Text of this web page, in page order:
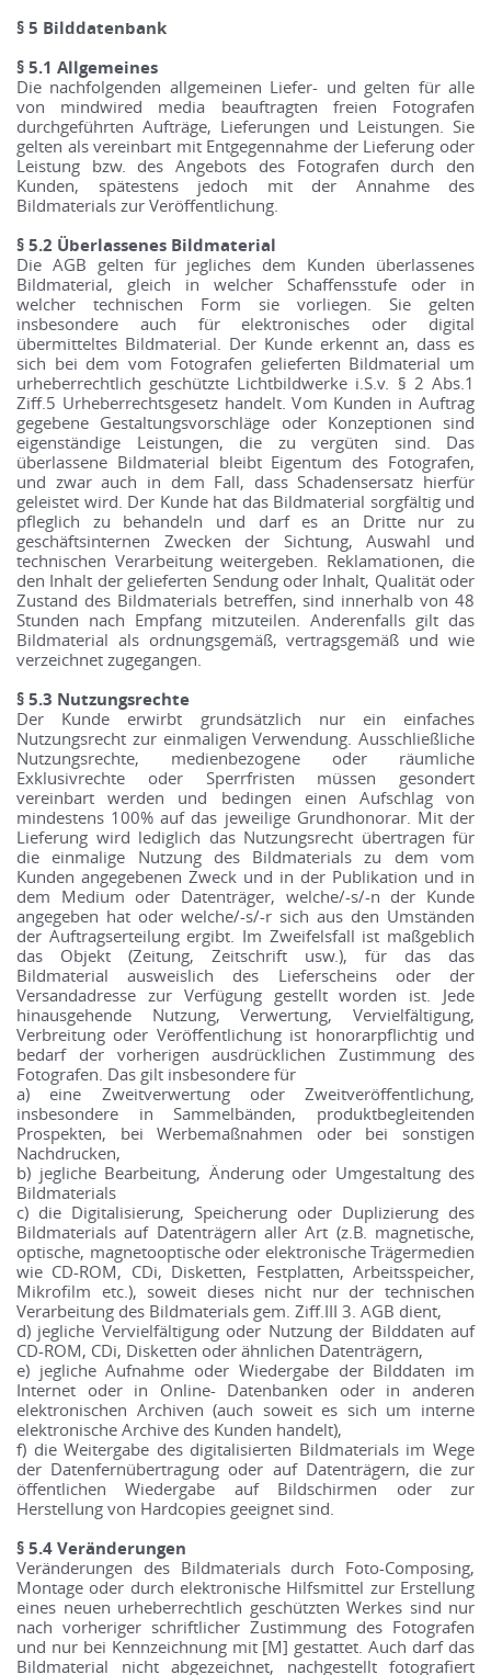
§ 5 Bilddatenbank
§ 5.1 Allgemeines
Die nachfolgenden allgemeinen Liefer- und gelten für alle
von mindwired media beauftragten freien Fotografen
durchgeführten Aufträge, Lieferungen und Leistungen. Sie
gelten als vereinbart mit Entgegennahme der Lieferung oder
Leistung bzw. des Angebots des Fotografen durch den
Kunden, spätestens jedoch mit der Annahme des
Bildmaterials zur Veröffentlichung.
§ 5.2 Überlassenes Bildmaterial
Die AGB gelten für jegliches dem Kunden überlassenes
Bildmaterial, gleich in welcher Schaffensstufe oder in
welcher technischen Form sie vorliegen. Sie gelten
insbesondere auch für elektronisches oder digital
übermitteltes Bildmaterial. Der Kunde erkennt an, dass es
sich bei dem vom Fotografen gelieferten Bildmaterial um
urheberrechtlich geschützte Lichtbildwerke i.S.v. § 2 Abs.1
Ziff.5 Urheberrechtsgesetz handelt. Vom Kunden in Auftrag
gegebene Gestaltungsvorschläge oder Konzeptionen sind
eigenständige Leistungen, die zu vergüten sind. Das
überlassene Bildmaterial bleibt Eigentum des Fotografen,
und zwar auch in dem Fall, dass Schadensersatz hierfür
geleistet wird. Der Kunde hat das Bildmaterial sorgfältig und
pfleglich zu behandeln und darf es an Dritte nur zu
geschäftsinternen Zwecken der Sichtung, Auswahl und
technischen Verarbeitung weitergeben. Reklamationen, die
den Inhalt der gelieferten Sendung oder Inhalt, Qualität oder
Zustand des Bildmaterials betreffen, sind innerhalb von 48
Stunden nach Empfang mitzuteilen. Anderenfalls gilt das
Bildmaterial als ordnungsgemäß, vertragsgemäß und wie
verzeichnet zugegangen.
§ 5.3 Nutzungsrechte
Der Kunde erwirbt grundsätzlich nur ein einfaches
Nutzungsrecht zur einmaligen Verwendung. Ausschließliche
Nutzungsrechte, medienbezogene oder räumliche
Exklusivrechte oder Sperrfristen müssen gesondert
vereinbart werden und bedingen einen Aufschlag von
mindestens 100% auf das jeweilige Grundhonorar. Mit der
Lieferung wird lediglich das Nutzungsrecht übertragen für
die einmalige Nutzung des Bildmaterials zu dem vom
Kunden angegebenen Zweck und in der Publikation und in
dem Medium oder Datenträger, welche/-s/-n der Kunde
angegeben hat oder welche/-s/-r sich aus den Umständen
der Auftragserteilung ergibt. Im Zweifelsfall ist maßgeblich
das Objekt (Zeitung, Zeitschrift usw.), für das das
Bildmaterial ausweislich des Lieferscheins oder der
Versandadresse zur Verfügung gestellt worden ist. Jede
hinausgehende Nutzung, Verwertung, Vervielfältigung,
Verbreitung oder Veröffentlichung ist honorarpflichtig und
bedarf der vorherigen ausdrücklichen Zustimmung des
Fotografen. Das gilt insbesondere für
a) eine Zweitverwertung oder Zweitveröffentlichung,
insbesondere in Sammelbänden, produktbegleitenden
Prospekten, bei Werbemaßnahmen oder bei sonstigen
Nachdrucken,
b) jegliche Bearbeitung, Änderung oder Umgestaltung des
Bildmaterials
c) die Digitalisierung, Speicherung oder Duplizierung des
Bildmaterials auf Datenträgern aller Art (z.B. magnetische,
optische, magnetooptische oder elektronische Trägermedien
wie CD-ROM, CDi, Disketten, Festplatten, Arbeitsspeicher,
Mikrofilm etc.), soweit dieses nicht nur der technischen
Verarbeitung des Bildmaterials gem. Ziff.III 3. AGB dient,
d) jegliche Vervielfältigung oder Nutzung der Bilddaten auf
CD-ROM, CDi, Disketten oder ähnlichen Datenträgern,
e) jegliche Aufnahme oder Wiedergabe der Bilddaten im
Internet oder in Online- Datenbanken oder in anderen
elektronischen Archiven (auch soweit es sich um interne
elektronische Archive des Kunden handelt),
f) die Weitergabe des digitalisierten Bildmaterials im Wege
der Datenfernübertragung oder auf Datenträgern, die zur
öffentlichen Wiedergabe auf Bildschirmen oder zur
Herstellung von Hardcopies geeignet sind.
§ 5.4 Veränderungen
Veränderungen des Bildmaterials durch Foto-Composing,
Montage oder durch elektronische Hilfsmittel zur Erstellung
eines neuen urheberrechtlich geschützten Werkes sind nur
nach vorheriger schriftlicher Zustimmung des Fotografen
und nur bei Kennzeichnung mit [M] gestattet. Auch darf das
Bildmaterial nicht abgezeichnet, nachgestellt fotografiert